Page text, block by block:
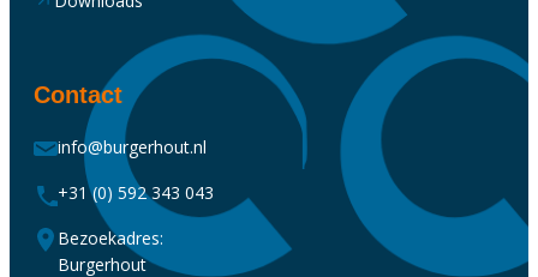
Contact
info@burgerhout.nl
+31 (0) 592 343 043
Bezoekadres:
Burgerhout